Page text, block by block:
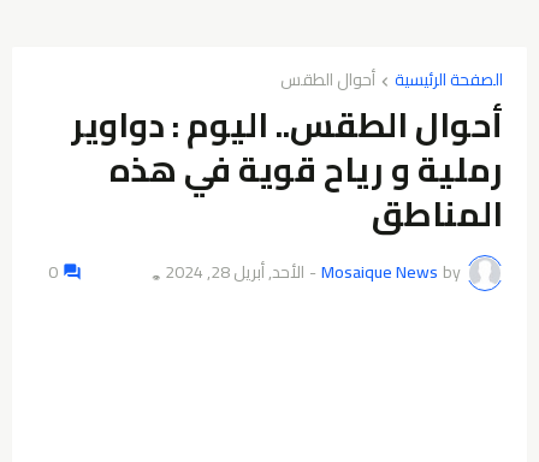
الصفحة الرئيسية أحوال الطقس
أحوال الطقس.. اليوم : دواوير
رملية و رياح قوية في هذه
المناطق
by
Mosaique News
- الأحد, أبريل 28, 2024 👁️
0